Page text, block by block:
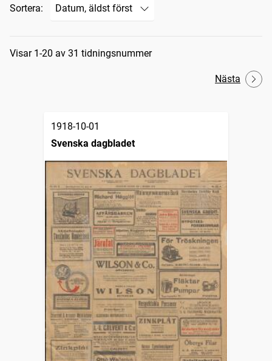
Sortera:
Sökresultat
Visar 1-20 av 31 tidningsnummer
Nästa
1918-10-01
Svenska dagbladet